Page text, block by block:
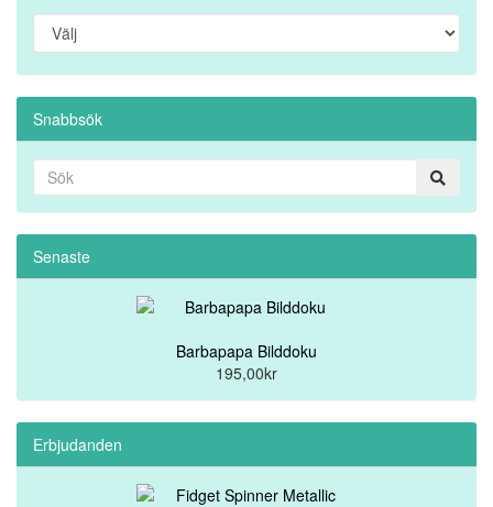
Snabbsök
Senaste
Barbapapa Bilddoku
195,00kr
Erbjudanden